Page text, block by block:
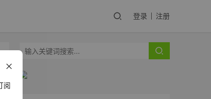
登录 注册
阅